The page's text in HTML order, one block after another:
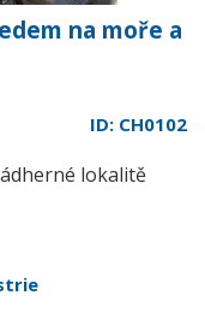
na moře a
ID: CH0102
lokalitě